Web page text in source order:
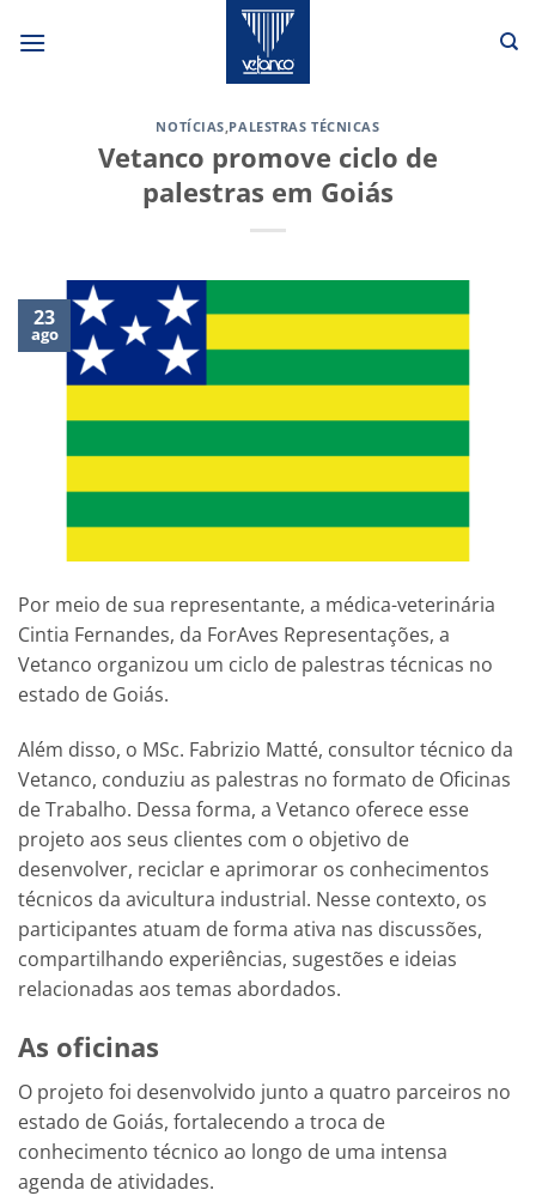
NOTÍCIAS,PALESTRAS TÉCNICAS
Vetanco promove ciclo de
palestras em Goiás
23
ago
Por meio de sua representante, a médica-veterinária
Cintia Fernandes, da ForAves Representações, a
Vetanco organizou um ciclo de palestras técnicas no
estado de Goiás.
Além disso, o MSc. Fabrizio Matté, consultor técnico da
Vetanco, conduziu as palestras no formato de Oficinas
de Trabalho. Dessa forma, a Vetanco oferece esse
projeto aos seus clientes com o objetivo de
desenvolver, reciclar e aprimorar os conhecimentos
técnicos da avicultura industrial. Nesse contexto, os
participantes atuam de forma ativa nas discussões,
compartilhando experiências, sugestões e ideias
relacionadas aos temas abordados.
As oficinas
O projeto foi desenvolvido junto a quatro parceiros no
estado de Goiás, fortalecendo a troca de
conhecimento técnico ao longo de uma intensa
agenda de atividades.